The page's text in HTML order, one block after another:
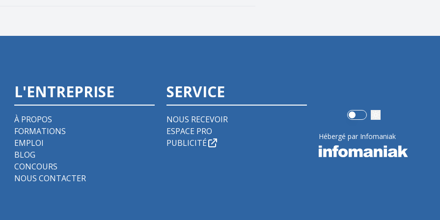
L'ENTREPRISE
À PROPOS
FORMATIONS
EMPLOI
BLOG
CONCOURS
NOUS CONTACTER
SERVICE
NOUS RECEVOIR
ESPACE PRO
PUBLICITÉ
Use setting
Hébergé par Infomaniak